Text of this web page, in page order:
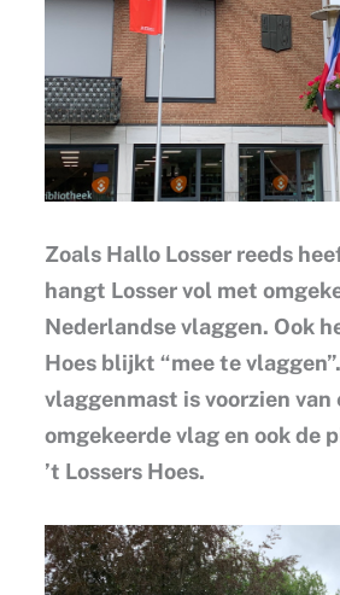
Zoals Hallo Losser reeds
hangt Losser vol met
Nederlandse vlaggen. Ook
Hoes blijkt “mee te
vlaggenmast is voorzien van
omgekeerde vlag en ook de
’t Lossers Hoes.